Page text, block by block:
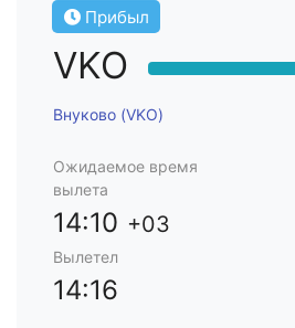
Прибыл
VKO
Внуково (VKO)
Ожидаемое время
вылета
14:10 +03
Вылетел
14:16